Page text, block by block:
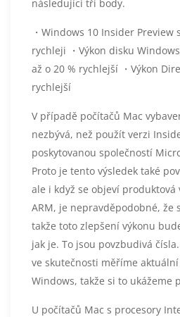
následující tři body.
・Windows 10 Insider Preview
rychleji ・Výkon disku
až o 20 % rychlejší ・Výkon
rychlejší
V případě počítačů Mac
nezbývá, než použít verzi
poskytovanou společností
Proto je tento výsledek také
ale i když se objeví produktová
ARM, je nepravděpodobné, že
takže toto zlepšení výkonu
jak je. To jsou povzbudivá
ve skutečnosti měříme
Windows, takže si to ukážeme
U počítačů Mac s procesory